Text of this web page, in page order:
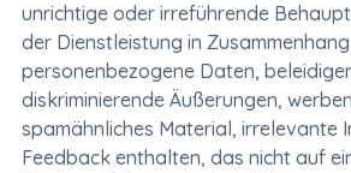
unrichtige oder irreführende
der Dienstleistung in
personenbezogene Daten,
diskriminierende Äußerungen,
spamähnliches Material, irrelevante
Feedback enthalten, das nicht auf